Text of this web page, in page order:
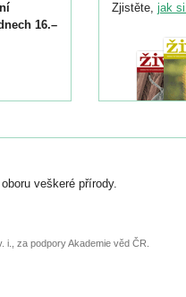
16.–
Zjistěte, jak
veškeré přírody.
i., za podpory Akademie věd ČR.